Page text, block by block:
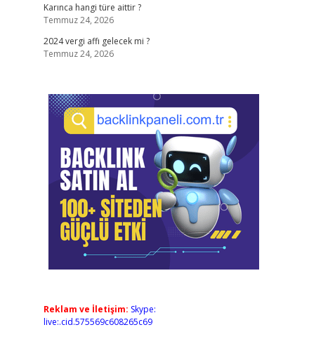
Karınca hangi türe aittir ?
Temmuz 24, 2026
2024 vergi affı gelecek mi ?
Temmuz 24, 2026
Reklam ve İletişim: Skype:
live:.cid.575569c608265c69